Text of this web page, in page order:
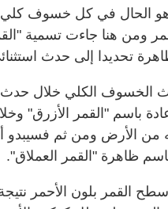
هو الحال في كل خسوف
ومن هنا جاءت تسمية
تحديدا إلى حدث
الخسوف الكلي خلال حدث
باسم "القمر الأزرق"
من الأرض ومن ثم فسيبدو
ظاهرة "القمر العملاق".
القمر بلون الأحمر